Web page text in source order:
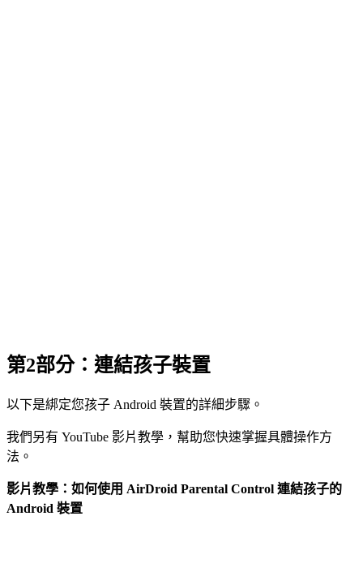
第2部分：連結孩子裝置
以下是綁定您孩子 Android 裝置的詳細步驟。
我們另有 YouTube 影片教學，幫助您快速掌握具體操作方
法。
影片教學：如何使用 AirDroid Parental Control 連結孩子的
Android 裝置